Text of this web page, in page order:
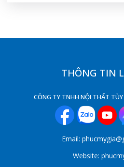
THÔNG TIN
CÔNG TY TNHH NỘI THẤT
Email:
Website: